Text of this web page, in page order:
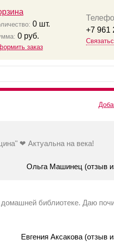
0шт.
0руб.
заказ
+7 961
❤ Актуальна на века!
Ольга Машинец (отзыв
домашней библиотеке. Даю
Евгения Аксакова (отзыв